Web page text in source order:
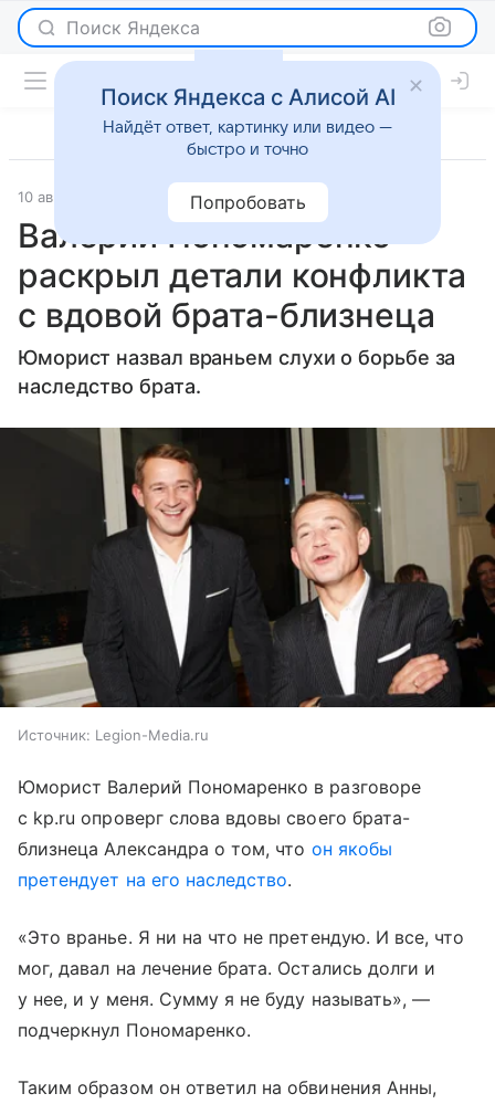
Поиск Яндекса
10 августа 2023 Газета.Ру Светская жизнь
Валерий Пономаренко
раскрыл детали конфликта
с вдовой брата-близнеца
Юморист назвал враньем слухи о борьбе за
наследство брата.
Источник: Legion-Media.ru
Юморист Валерий Пономаренко в разговоре
с kp.ru опроверг слова вдовы своего брата-
близнеца Александра о том, что он якобы
претендует на его наследство.
«Это вранье. Я ни на что не претендую. И все, что
мог, давал на лечение брата. Остались долги и
у нее, и у меня. Сумму я не буду называть», —
подчеркнул Пономаренко.
Таким образом он ответил на обвинения Анны,
Поиск Яндекса с Алисой AI
Найдёт ответ, картинку или видео —
быстро и точно
Попробовать